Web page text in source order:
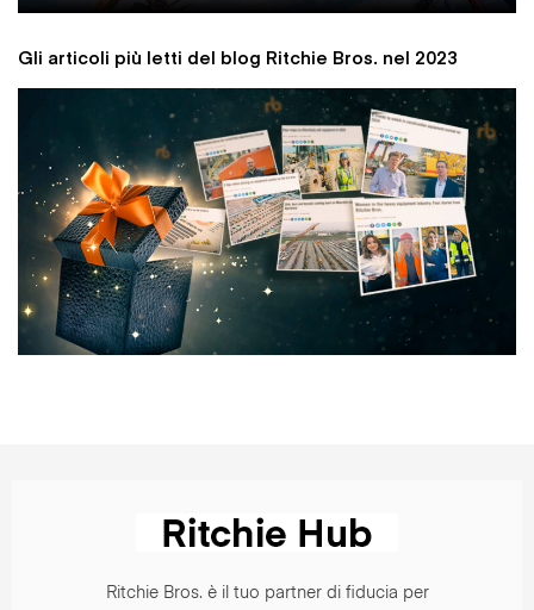
Gli articoli più letti del blog Ritchie Bros. nel 2023
Ritchie Bros. è il tuo partner di fiducia per